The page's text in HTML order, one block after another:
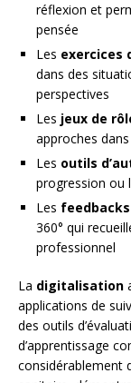
réflexion et
pensée
Les exercices
dans des
perspectives
Les jeux de
approches
Les outils
progression ou
Les feedbacks
360° qui
professionnel
La digitalisation
applications de
des outils
d’apprentissage
considérablement